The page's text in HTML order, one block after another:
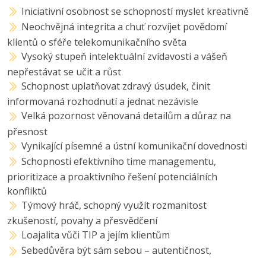
Iniciativní osobnost se schopností myslet kreativně
Neochvějná integrita a chuť rozvíjet povědomí
klientů o sféře telekomunikačního světa
Vysoký stupeň intelektuální zvídavosti a vášeň
nepřestávat se učit a růst
Schopnost uplatňovat zdravý úsudek, činit
informovaná rozhodnutí a jednat nezávisle
Velká pozornost věnovaná detailům a důraz na
přesnost
Vynikající písemné a ústní komunikační dovednosti
Schopnosti efektivního time managementu,
prioritizace a proaktivního řešení potenciálních
konfliktů
Týmový hráč, schopný využít rozmanitost
zkušeností, povahy a přesvědčení
Loajalita vůči TIP a jejím klientům
Sebedůvěra být sám sebou – autentičnost,